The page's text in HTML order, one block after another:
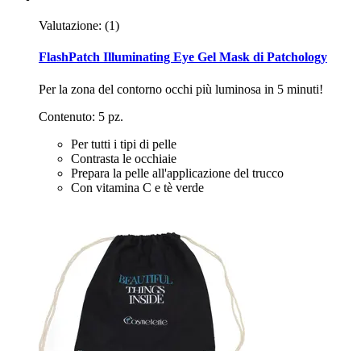
Valutazione: (1)
FlashPatch Illuminating Eye Gel Mask di Patchology
Per la zona del contorno occhi più luminosa in 5 minuti!
Contenuto: 5 pz.
Per tutti i tipi di pelle
Contrasta le occhiaie
Prepara la pelle all'applicazione del trucco
Con vitamina C e tè verde